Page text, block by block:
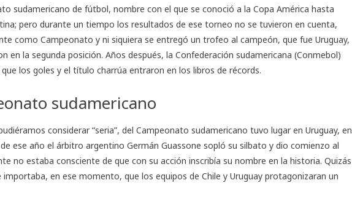
sudamericano de fútbol, nombre con el que se conoció a la Copa América hasta
pero durante un tiempo los resultados de ese torneo no se tuvieron en cuenta,
como Campeonato y ni siquiera se entregó un trofeo al campeón, que fue Uruguay,
en la segunda posición. Años después, la Confederación sudamericana (Conmebol)
los goles y el título charrúa entraron en los libros de récords.
sudamericano
considerar “seria”, del Campeonato sudamericano tuvo lugar en Uruguay, en
ese año el árbitro argentino Germán Guassone sopló su silbato y dio comienzo al
no estaba consciente de que con su acción inscribía su nombre en la historia. Quizás
en ese momento, que los equipos de Chile y Uruguay protagonizaran un